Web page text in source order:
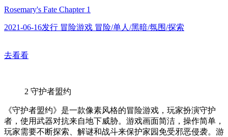
Rosemary's Fate Chapter 1
2021-06-16发行 冒险游戏 冒险/单人/黑暗/氛围/探索
去看看
2 守护者盟约
《守护者盟约》是一款像素风格的冒险游戏，玩家扮演守护
者，使用武器对抗来自地下威胁。游戏画面简洁，操作简单，
玩家需要不断探索、解谜和战斗来保护家园免受邪恶侵袭。游